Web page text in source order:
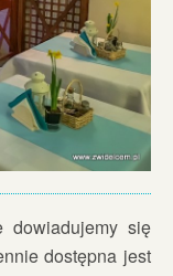
dowiadujemy się
dostępna jest